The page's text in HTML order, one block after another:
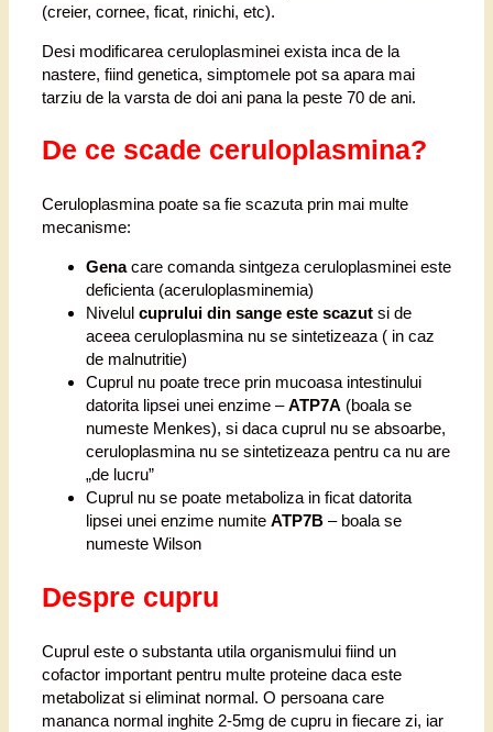
(creier, cornee, ficat, rinichi, etc).
Desi modificarea ceruloplasminei exista inca de la
nastere, fiind genetica, simptomele pot sa apara mai
tarziu de la varsta de doi ani pana la peste 70 de ani.
De ce scade ceruloplasmina?
Ceruloplasmina poate sa fie scazuta prin mai multe
mecanisme:
Genacare comanda sintgeza ceruloplasminei este
deficienta (aceruloplasminemia)
Nivelul cuprului din sange este scazut si de
aceea ceruloplasmina nu se sintetizeaza ( in caz
de malnutritie)
Cuprul nu poate trece prin mucoasa intestinului
datorita lipsei unei enzime –ATP7A (boala se
numeste Menkes), si daca cuprul nu se absoarbe,
ceruloplasmina nu se sintetizeaza pentru ca nu are
„de lucru”
Cuprul nu se poate metaboliza in ficat datorita
lipsei unei enzime numite ATP7B – boala se
numeste Wilson
Despre cupru
Cuprul este o substanta utila organismului fiind un
cofactor important pentru multe proteine daca este
metabolizat si eliminat normal. O persoana care
mananca normal inghite 2-5mg de cupru in fiecare zi, iar